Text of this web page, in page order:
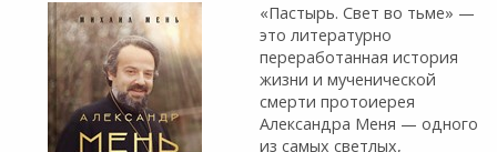
«Пастырь. Свет во тьме» —
это литературно
переработанная история
жизни и мученической
смерти протоиерея
Александра Меня — одного
из самых светлых,